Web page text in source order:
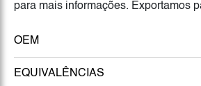
para mais informações. Exportamos
OEM
EQUIVALÊNCIAS